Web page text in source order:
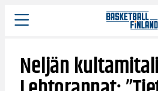
Siirry
sisältöön
Neljän